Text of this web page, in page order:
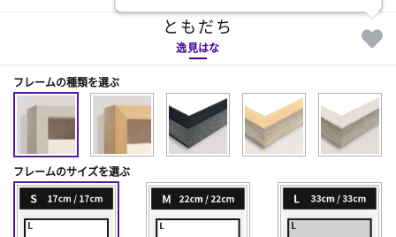
ともだち
逸見はな
フレームの種類を選ぶ
フレームのサイズを選ぶ